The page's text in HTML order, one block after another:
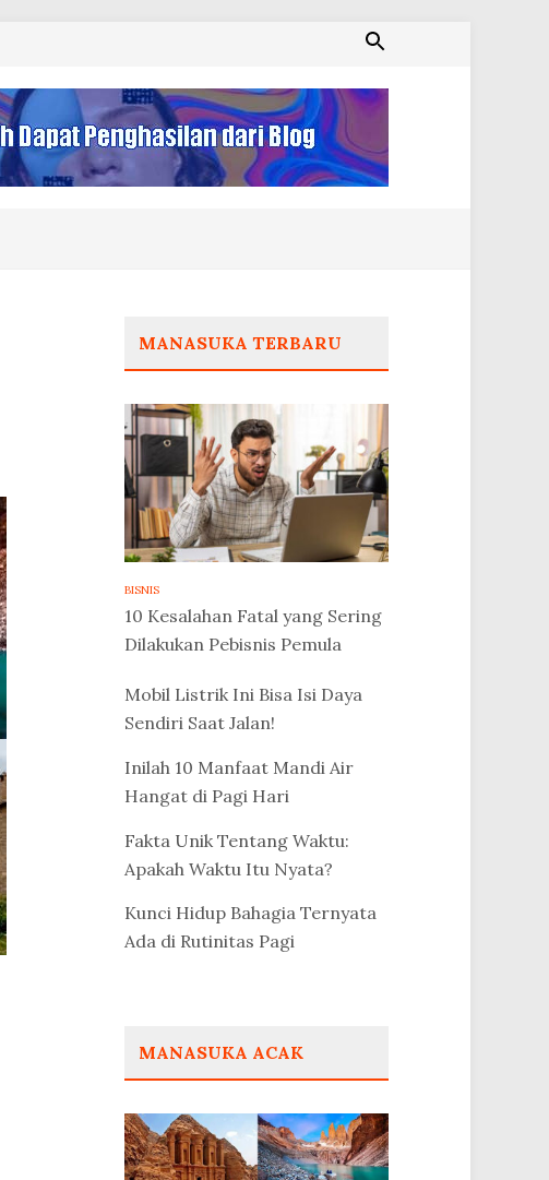
MANASUKA TERBARU
BISNIS
10 Kesalahan Fatal yang Sering
Dilakukan Pebisnis Pemula
Mobil Listrik Ini Bisa Isi Daya
Sendiri Saat Jalan!
Inilah 10 Manfaat Mandi Air
Hangat di Pagi Hari
Fakta Unik Tentang Waktu:
Apakah Waktu Itu Nyata?
Kunci Hidup Bahagia Ternyata
Ada di Rutinitas Pagi
MANASUKA ACAK